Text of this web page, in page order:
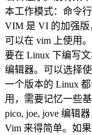
本工作模式：命令
VIM 是 VI 的加强版
可以在 vim 上使用。
要在 Linux 下编写
编辑器。可以选择
一个版本的 Linux
用，需要记忆一些
pico, joe, jove 编辑
Vim 来得简单。如